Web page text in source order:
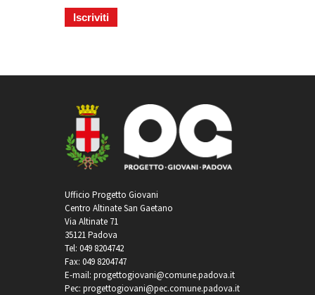
Ufficio Progetto Giovani
Centro Altinate San Gaetano
Via Altinate 71
35121 Padova
Tel: 049 8204742
Fax: 049 8204747
E-mail: progettogiovani@comune.padova.it
Pec: progettogiovani@pec.comune.padova.it